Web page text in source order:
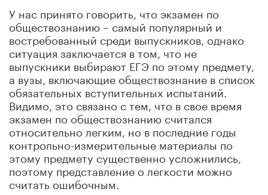
У нас принято говорить, что экзамен по
обществознанию – самый популярный и
востребованный среди выпускников, однако
ситуация заключается в том, что не
выпускники выбирают ЕГЭ по этому предмету,
а вузы, включающие обществознание в список
обязательных вступительных испытаний.
Видимо, это связано с тем, что в свое время
экзамен по обществознанию считался
относительно легким, но в последние годы
контрольно-измерительные материалы по
этому предмету существенно усложнились,
поэтому представление о легкости можно
считать ошибочным.